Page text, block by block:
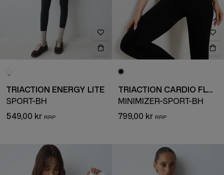
TRIACTION ENERGY LITE
SPORT-BH
549,00 kr
TRIACTION CARDIO FLOW
MINIMIZER-SPORT-BH
799,00 kr